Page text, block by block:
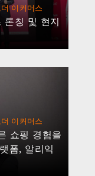
이커머스
칭 및 현지
이커머스
쇼핑 경험을
폼, 알리익